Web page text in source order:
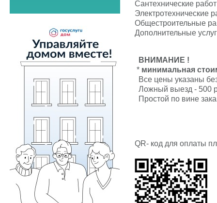
2025 год
2026 год
Мероприятия по
энергосбережению
2019 год
2025 год
2026 год
Сантехнические
Электротехнические
Общестроительные
Дополнительные
ВНИМАНИЕ !
* минимальная
Все цены указаны
Ложный выезд - 500
Простой по вине
QR- код для оплаты